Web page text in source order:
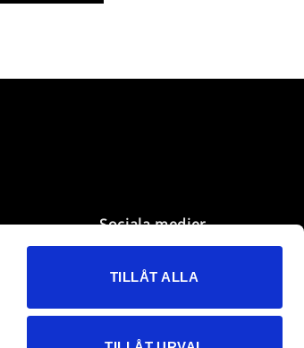
TILLÅT ALLA
Sociala medier
Instagram
TikTok